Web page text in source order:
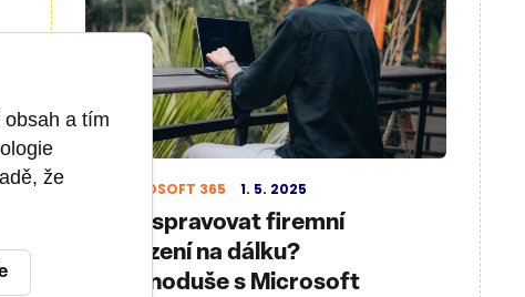
MICROSOFT 365 1. 5. 2025
Jak spravovat firemní
zařízení na dálku?
Jednoduše s Microsoft
a tím
že